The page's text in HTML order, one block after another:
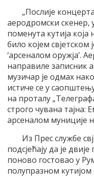
„Послије
аеродромски скенер,
поменута кутија
било којем свјетском
‘арсеналом оружја’.
направиле записник
музичар је одмах
истиче се у
на проталу
строго чувана тајна:
арсеналом муниције
Из Прес службе
подсјећају да је
поново гостовао у
полупразном